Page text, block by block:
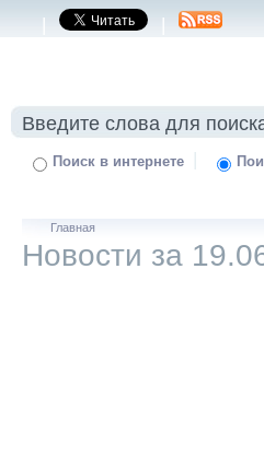
| |
Поиск в интернете |
Главная
Новости за